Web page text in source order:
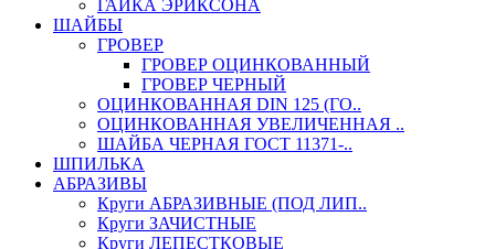
ГАЙКА ЭРИКСОНА
ШАЙБЫ
ГРОВЕР
ГРОВЕР ОЦИНКОВАННЫЙ
ГРОВЕР ЧЕРНЫЙ
ОЦИНКОВАННАЯ DIN 125 (ГО..
ОЦИНКОВАННАЯ УВЕЛИЧЕННАЯ ..
ШАЙБА ЧЕРНАЯ ГОСТ 11371-..
ШПИЛЬКА
АБРАЗИВЫ
Круги АБРАЗИВНЫЕ (ПОД ЛИП..
Круги ЗАЧИСТНЫЕ
Круги ЛЕПЕСТКОВЫЕ